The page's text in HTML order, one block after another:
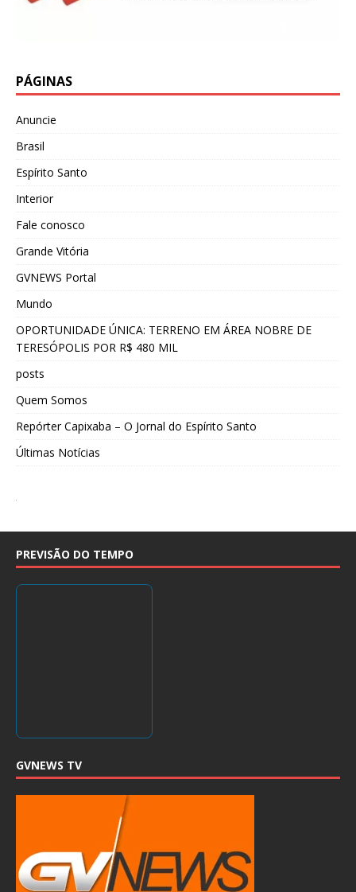
PÁGINAS
Anuncie
Brasil
Espírito Santo
Interior
Fale conosco
Grande Vitória
GVNEWS Portal
Mundo
OPORTUNIDADE ÚNICA: TERRENO EM ÁREA NOBRE DE
TERESÓPOLIS POR R$ 480 MIL
posts
Quem Somos
Repórter Capixaba – O Jornal do Espírito Santo
Últimas Notícias
PREVISÃO DO TEMPO
GVNEWS TV